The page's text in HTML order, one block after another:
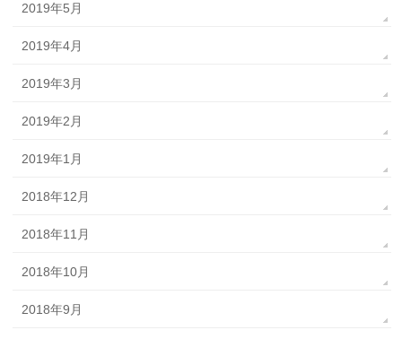
2019年5月
2019年4月
2019年3月
2019年2月
2019年1月
2018年12月
2018年11月
2018年10月
2018年9月